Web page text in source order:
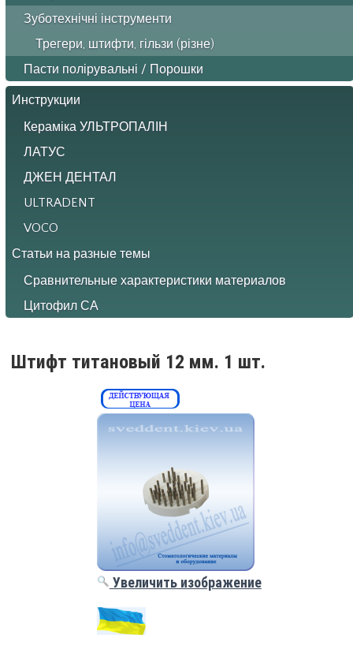
Зуботехнічні інструменти
Трегери, штифти, гільзи (різне)
Пасти полірувальні / Порошки
Инструкции
Кераміка УЛЬТРОПАЛІН
ЛАТУС
ДЖЕН ДЕНТАЛ
ULTRADENT
VOCO
Статьи на разные темы
Сравнительные характеристики материалов
Цитофил СА
Штифт титановый 12 мм. 1 шт.
Увеличить изображение